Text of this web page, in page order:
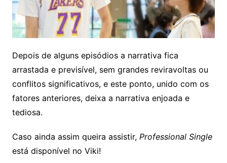
Depois de alguns episódios a narrativa fica
arrastada e previsível, sem grandes reviravoltas ou
conflitos significativos, e este ponto, unido com os
fatores anteriores, deixa a narrativa enjoada e
tediosa.
Caso ainda assim queira assistir, Professional Single
está disponível no Viki!